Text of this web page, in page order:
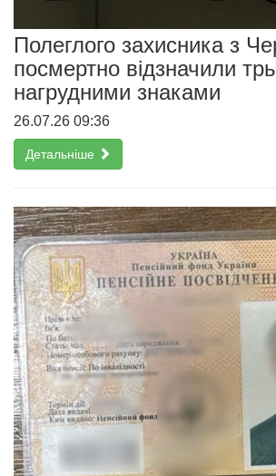
Полеглого захисника з
посмертно відзначили
нагрудними знаками
26.07.26 09:36
Детальніше